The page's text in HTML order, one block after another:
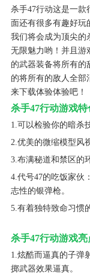
杀手47行动这是一款
面还有很多有趣好玩
我们将会成为顶尖的
无限魅力哟！并且游
的武器装备将所有的
的将所有的敌人全部
来下载体验体验吧！
杀手47行动游戏特
1.可以检验你的暗杀
2.优美的微缩模型风
3.布满秘道和禁区的
4.代号47的吃饭家伙
志性的银弹枪。
5.有着独特致命习惯
杀手47行动游戏亮
1.炫酷而逼真的子弹
掷武器效果逼真。